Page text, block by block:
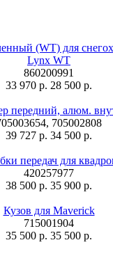
(WT) для
Lynx WT
860200991
33 970 р. 28 500 р.
передний, алюм.
705002808
39 727 р. 34 500 р.
передач для
420257977
38 500 р. 35 900 р.
Кузов для Maverick
715001904
35 500 р. 35 500 р.